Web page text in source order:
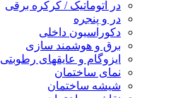
در اتوماتیک / کرکره برقی
در و پنجره
دکوراسیون داخلی
برق و هوشمند سازی
ایزوگام و عایقهای رطوبتی
نمای ساختمان
شیشه ساختمان